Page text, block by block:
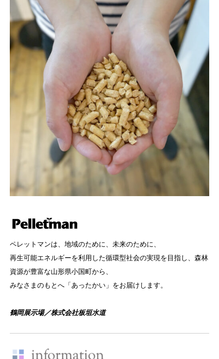
ペレットマンは、地域のために、未来のために、
再生可能エネルギーを利用した循環型社会の実現を目指し、森林
資源が豊富な山形県小国町から、
みなさまのもとへ「あったかい」をお届けします。
鶴岡展示場／株式会社板垣水道